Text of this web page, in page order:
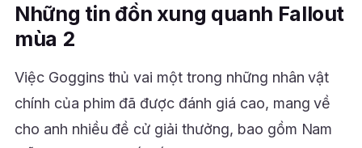
Những tin đồn xung quanh Fallout
mùa 2
Việc Goggins thủ vai một trong những nhân vật
chính của phim đã được đánh giá cao, mang về
cho anh nhiều đề cử giải thưởng, bao gồm Nam